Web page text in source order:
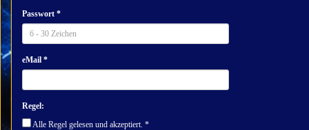
Passwort *
eMail *
Regel:
Alle Regel gelesen und akzeptiert. *